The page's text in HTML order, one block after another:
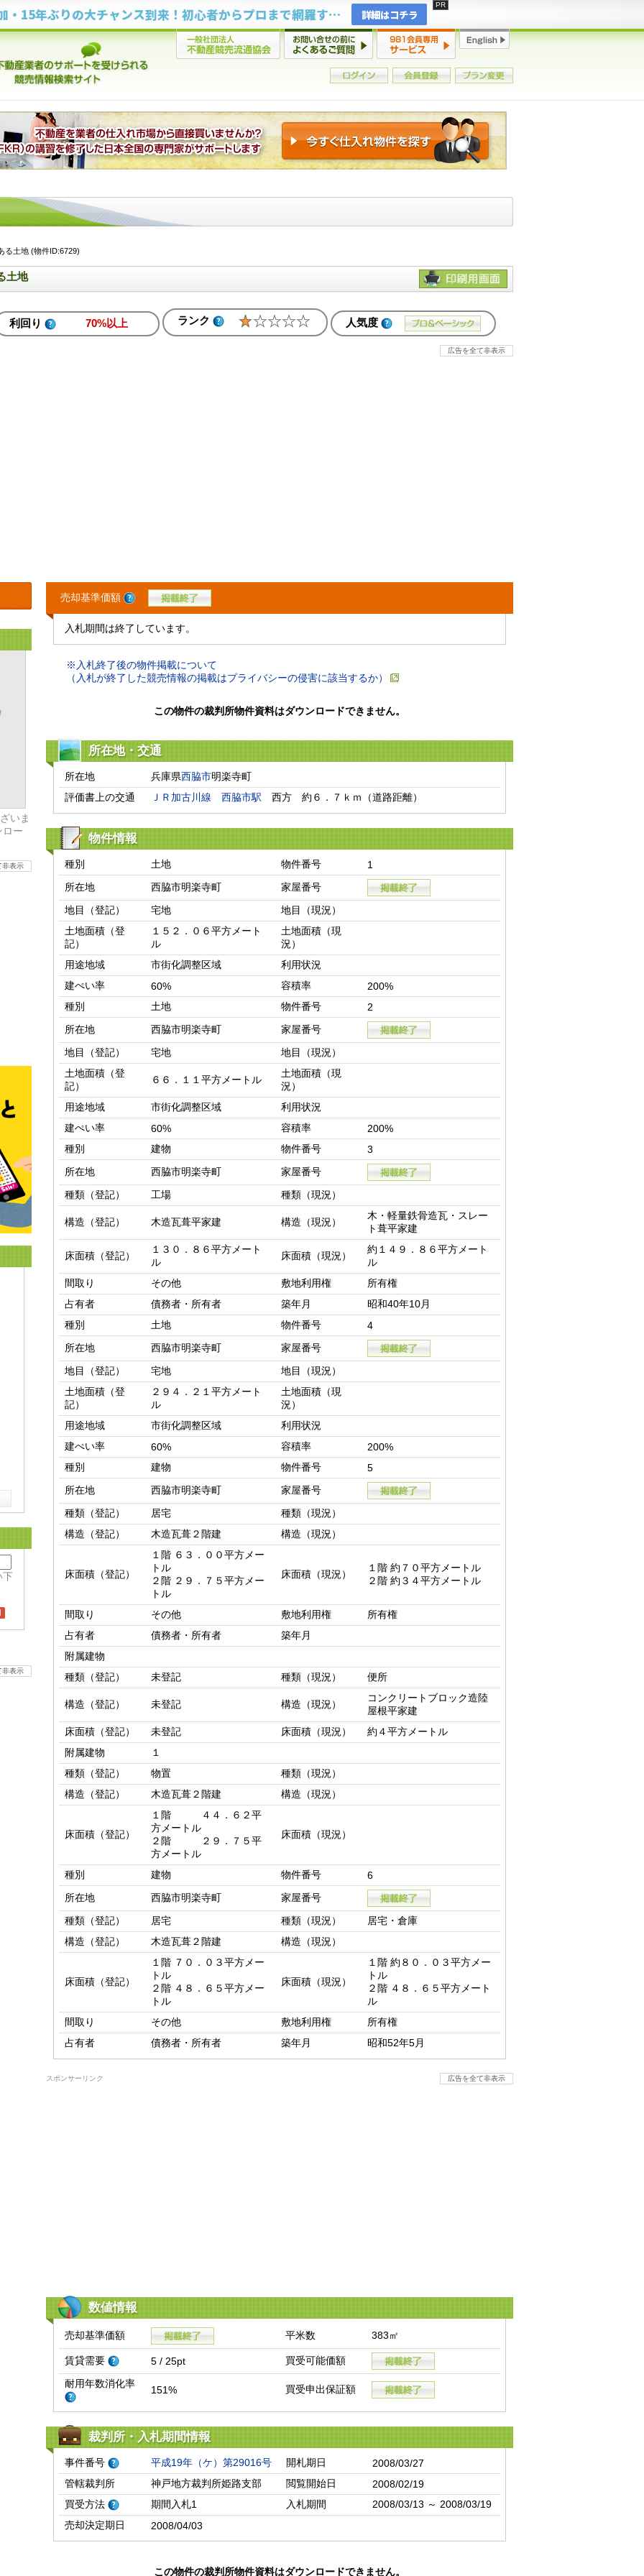
2年連続増加・15年ぶりの大チャンス到来！初心者からプロまで網羅する「競売不動産・超実践投資セミナー」♦神奈川県 横浜 in 神奈川 詳細はコチラ
る土地 (物件ID:6729)
土地
利回り 70%以上 ランク 人気度
広告を全て非表示
いま
ロー
非表示
下
非表示
売却基準価額
入札期間は終了しています。
※入札終了後の物件掲載について
（入札が終了した競売情報の掲載はプライバシーの侵害に該当するか）
この物件の裁判所物件資料はダウンロードできません。
所在地・交通
所在地 兵庫県西脇市明楽寺町
評価書上の交通
ＪＲ加古川線 西脇市駅 西方　約６．７ｋｍ（道路距離）
物件情報
種別 土地 物件番号
1
所在地
西脇市明楽寺町
家屋番号
地目（登記）
宅地
地目（現況）
土地面積（登
記）
１５２．０６平方メート
ル
土地面積（現
況）
用途地域
市街化調整区域
利用状況
建ぺい率
60% 容積率
200%
種別
土地 物件番号
2
所在地
西脇市明楽寺町
家屋番号
地目（登記）
宅地
地目（現況）
土地面積（登
記）
６６．１１平方メートル
土地面積（現
況）
用途地域
市街化調整区域
利用状況
建ぺい率
60% 容積率
200%
種別
建物 物件番号
3
所在地
西脇市明楽寺町
家屋番号
種類（登記）
工場 種類（現況）
構造（登記） 木造瓦葺平家建 構造（現況）
木・軽量鉄骨造瓦・スレー
ト葺平家建
床面積（登記）
１３０．８６平方メート
ル
床面積（現況）
約１４９．８６平方メート
ル
間取り
その他 敷地利用権
所有権
占有者
債務者・所有者 築年月
昭和40年10月
種別
土地 物件番号
4
所在地
西脇市明楽寺町
家屋番号
地目（登記）
宅地
地目（現況）
土地面積（登
記）
２９４．２１平方メート
ル
土地面積（現
況）
用途地域
市街化調整区域
利用状況
建ぺい率
60% 容積率
200%
種別
建物 物件番号
5
所在地
西脇市明楽寺町
家屋番号
種類（登記）
居宅
種類（現況）
構造（登記）
木造瓦葺２階建 構造（現況）
床面積（登記）
１階 ６３．００平方メー
トル
２階 ２９．７５平方メー
トル
床面積（現況）
１階 約７０平方メートル
２階 約３４平方メートル
間取り その他 敷地利用権
所有権
占有者
債務者・所有者
築年月
附属建物
種類（登記）
未登記 種類（現況） 便所
構造（登記） 未登記 構造（現況）
コンクリートブロック造陸
屋根平家建
床面積（登記）
未登記 床面積（現況）
約４平方メートル
附属建物
１
種類（登記）
物置
種類（現況）
構造（登記）
木造瓦葺２階建 構造（現況）
床面積（登記）
１階　　　４４．６２平
方メートル
２階　　　２９．７５平
方メートル
床面積（現況）
種別 建物 物件番号
6
所在地
西脇市明楽寺町
家屋番号
種類（登記）
居宅 種類（現況）
居宅・倉庫
構造（登記）
木造瓦葺２階建 構造（現況）
床面積（登記）
１階 ７０．０３平方メー
トル
２階 ４８．６５平方メー
トル
床面積（現況）
１階 約８０．０３平方メー
トル
２階 ４８．６５平方メート
ル
間取り
その他 敷地利用権
所有権
占有者
債務者・所有者 築年月 昭和52年5月
スポンサーリンク 広告を全て非表示
数値情報
売却基準価額 平米数 383㎡
賃貸需要 5 / 25pt
買受可能価額
耐用年数消化率
151% 買受申出保証額
裁判所・入札期間情報
事件番号 平成19年（ケ）第29016号 開札期日
2008/03/27
管轄裁判所
神戸地方裁判所姫路支部 閲覧開始日
2008/02/19
買受方法
期間入札1 入札期間
2008/03/13 ～ 2008/03/19
売却決定期日
2008/04/03
この物件の裁判所物件資料はダウンロードできません。